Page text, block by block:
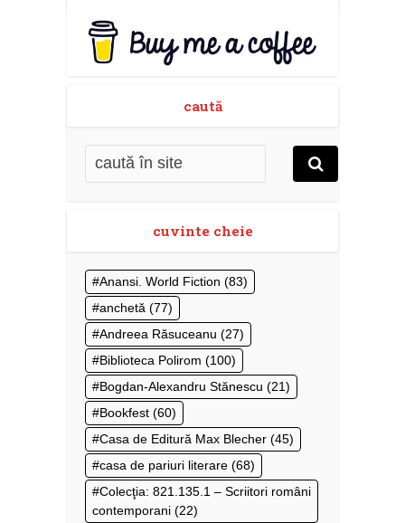
caută
cuvinte cheie
Anansi. World Fiction (83)
anchetă (77)
Andreea Răsuceanu (27)
Biblioteca Polirom (100)
Bogdan-Alexandru Stănescu (21)
Bookfest (60)
Casa de Editură Max Blecher (45)
casa de pariuri literare (68)
Colecţia: 821.135.1 – Scriitori români
contemporani (22)